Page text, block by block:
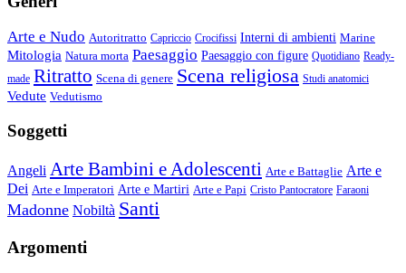
Arte e Nudo Autoritratto Capriccio Crocifissi Interni di ambienti Marine
Mitologia Natura morta Paesaggio Paesaggio con figure Quotidiano Ready-
made Ritratto Scena di genere Scena religiosa Studi anatomici
Vedute Vedutismo
Soggetti
Angeli Arte Bambini e Adolescenti Arte e Battaglie Arte e
Dei Arte e Imperatori Arte e Martiri Arte e Papi Cristo Pantocratore Faraoni
Madonne Nobiltà Santi
Argomenti